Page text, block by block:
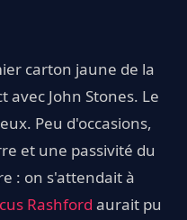
carton jaune de la
John Stones. Le
Peu d'occasions,
et une passivité du
: on s'attendait à
Rashford aurait pu